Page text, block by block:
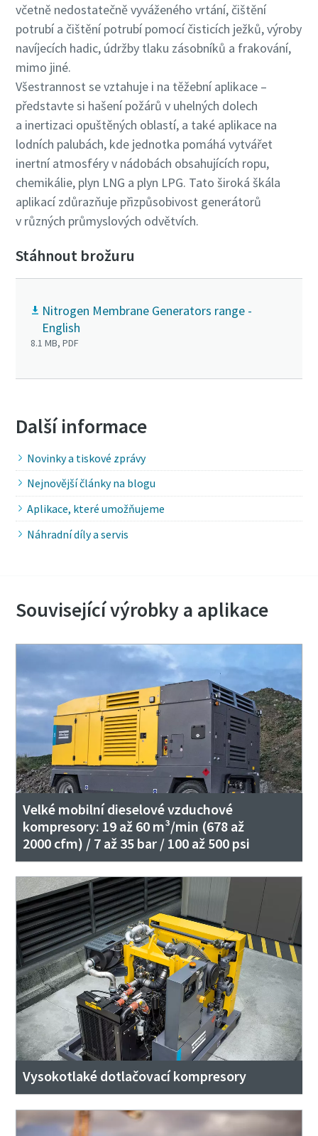
včetně nedostatečně vyváženého vrtání, čištění
potrubí a čištění potrubí pomocí čisticích ježků, výroby
navíjecích hadic, údržby tlaku zásobníků a frakování,
mimo jiné.
Všestrannost se vztahuje i na těžební aplikace –
představte si hašení požárů v uhelných dolech
a inertizaci opuštěných oblastí, a také aplikace na
lodních palubách, kde jednotka pomáhá vytvářet
inertní atmosféry v nádobách obsahujících ropu,
chemikálie, plyn LNG a plyn LPG. Tato široká škála
aplikací zdůrazňuje přizpůsobivost generátorů
v různých průmyslových odvětvích.
Stáhnout brožuru
Nitrogen Membrane Generators range -
English
8.1 MB, PDF
Další informace
Novinky a tiskové zprávy
Nejnovější články na blogu
Aplikace, které umožňujeme
Náhradní díly a servis
Související výrobky a aplikace
Velké mobilní dieselové vzduchové
kompresory: 19 až 60 m³/min (678 až
2000 cfm) / 7 až 35 bar / 100 až 500 psi
Vysokotlaké dotlačovací kompresory